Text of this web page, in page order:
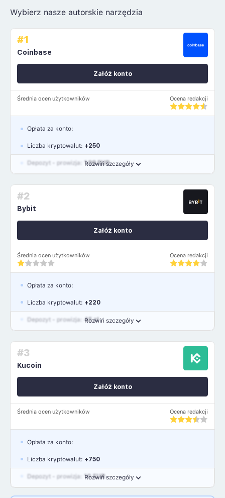
Wybierz nasze autorskie narzędzia
#1
Coinbase
Średnia ocen użytkowników Ocena redakcji
Załóż konto
Rozwiń szczegóły
Opłata za konto:
Liczba kryptowalut: +250
Depozyt - prowizja: 1.99 EUR
Język polski: TAK
#2
Bybit
Średnia ocen użytkowników Ocena redakcji
Załóż konto
Rozwiń szczegóły
Opłata za konto:
Liczba kryptowalut: +220
Depozyt - prowizja: 45 zł
Język polski: NIE
#3
Kucoin
Średnia ocen użytkowników Ocena redakcji
Załóż konto
Rozwiń szczegóły
Opłata za konto:
Liczba kryptowalut: +750
Depozyt - prowizja: 10 EUR